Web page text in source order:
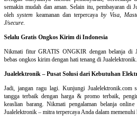
semakin mudah dan aman. Selain itu, pembayaran di
olehsystem keamanan dan terpercayaby Visa,
J/secure.
Selalu Gratis Ongkos Kirim di Indonesia
Nikmati fitur GRATIS ONGKIR dengan belanja di
bebas ongkos kirim dengan hati tenang di
Jualelektronik – Pusat Solusi dari Kebutuhan
Jadi, jangan ragu lagi. Kunjungi Jualelektronik.com
tangga terbaik dengan harga & promo terbaik,
keaslian barang. Nikmati pengalaman belanja
Jualelektronik – mitra terpercaya Anda dalam